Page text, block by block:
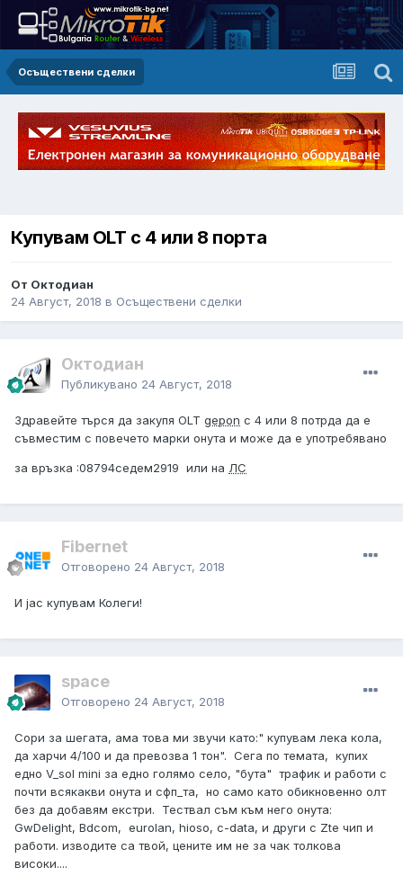
Осъществени сделки
Купувам OLT с 4 или 8 порта
От Октодиан
24 Август, 2018 в Осъществени сделки
Октодиан
Публикувано 24 Август, 2018
Здравейте търся да закупя OLT gepon с 4 или 8 потрда да е
съвместим с повечето марки онута и може да е употребявано
за връзка :08794седем2919 или на ЛС
Fibernet
Отговорено 24 Август, 2018
И јас купувам Колеги!
space
Отговорено 24 Август, 2018
Сори за шегата, ама това ми звучи като:" купувам лека кола,
да харчи 4/100 и да превозва 1 тон". Сега по темата, купих
едно V_sol mini за едно голямо село, "бута" трафик и работи с
почти всякакви онута и сфп_та, но само като обикновенно олт
без да добавям екстри. Тествал съм към него онута:
GwDelight, Bdcom, eurolan, hioso, c-data, и други с Zte чип и
работи. изводите са твой, цените им не за чак толкова
високи....